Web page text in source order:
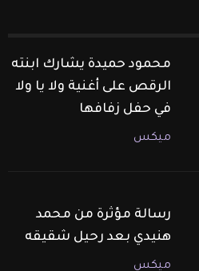
محمود حميدة يشارك ابنته
الرقص على أغنية ولا يا ولا
في حفل زفافها
ميكس
رسالة مؤثرة من محمد
هنيدي بعد رحيل شقيقه
ميكس